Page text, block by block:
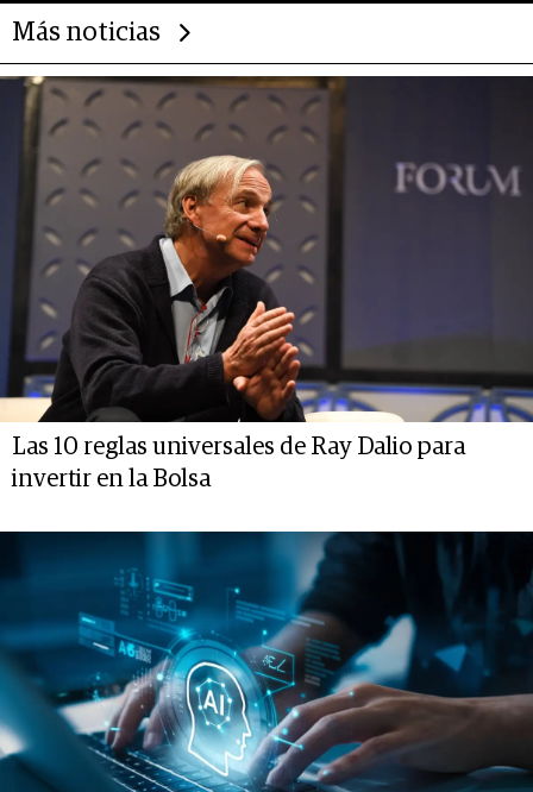
Más noticias
Las 10 reglas universales de Ray Dalio para
invertir en la Bolsa